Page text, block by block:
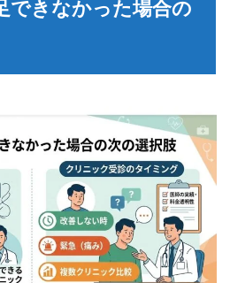
できなかった場合の